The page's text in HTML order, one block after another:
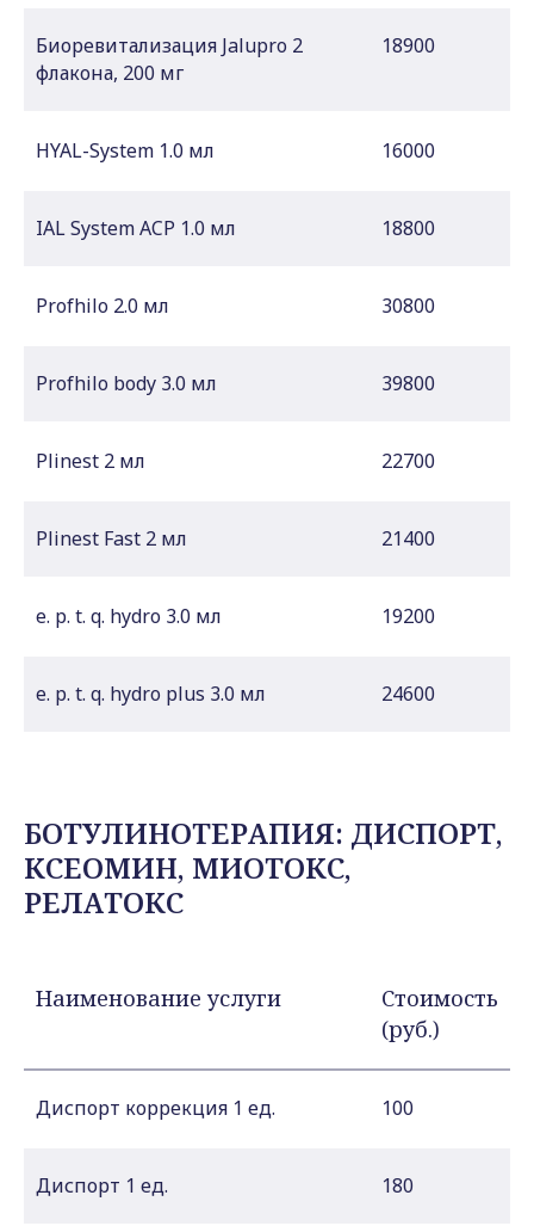
Биоревитализация Jalupro 2
флакона, 200 мг
18900
HYAL-System 1.0 мл 16000
IAL System ACP 1.0 мл 18800
Profhilo 2.0 мл 30800
Profhilo body 3.0 мл 39800
Plinest 2 мл 22700
Plinest Fast 2 мл 21400
e. p. t. q. hydro 3.0 мл 19200
e. p. t. q. hydro plus 3.0 мл 24600
БОТУЛИНОТЕРАПИЯ: ДИСПОРТ,
КСЕОМИН, МИОТОКС,
РЕЛАТОКС
Наименование услуги
Стоимость
(руб.)
Диспорт коррекция 1 ед. 100
Диспорт 1 ед. 180